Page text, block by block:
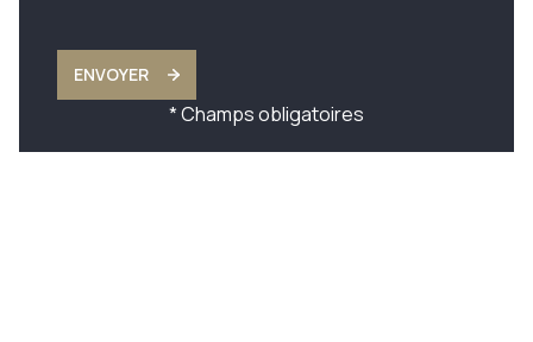
ENVOYER
* Champs obligatoires